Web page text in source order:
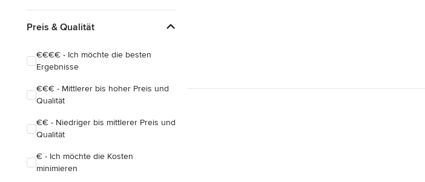
Preis & Qualität
€€€€ - Ich möchte die besten
Ergebnisse
€€€ - Mittlerer bis hoher Preis und
Qualität
€€ - Niedriger bis mittlerer Preis und
Qualität
€ - Ich möchte die Kosten
minimieren